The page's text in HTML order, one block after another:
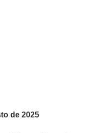
de 2025